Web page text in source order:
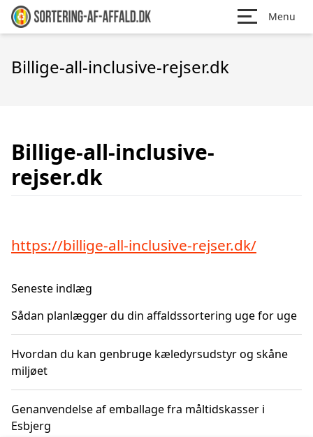
Menu
Billige-all-inclusive-rejser.dk
Billige-all-inclusive-
rejser.dk
https://billige-all-inclusive-rejser.dk/
Seneste indlæg
Sådan planlægger du din affaldssortering uge for uge
Hvordan du kan genbruge kæledyrsudstyr og skåne
miljøet
Genanvendelse af emballage fra måltidskasser i
Esbjerg